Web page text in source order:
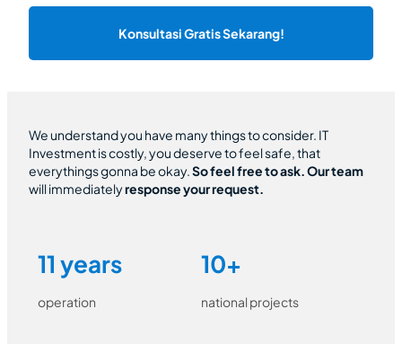
Konsultasi Gratis Sekarang!
We understand you have many things to consider. IT
Investment is costly, you deserve to feel safe, that
everythings gonna be okay.So feel free to ask.Our team
will immediatelyresponse your request.
11 years
operation
10+
national projects